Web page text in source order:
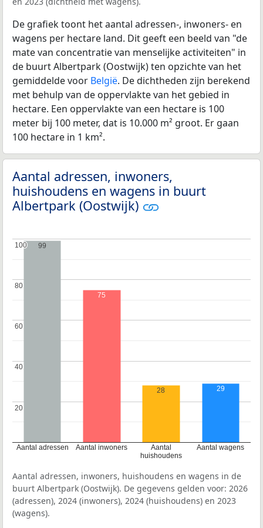
De grafiek toont het aantal adressen-, inwoners- en
wagens per hectare land. Dit geeft een beeld van "de
mate van concentratie van menselijke activiteiten" in
de buurt Albertpark (Oostwijk) ten opzichte van het
gemiddelde voor België. De dichtheden zijn berekend
met behulp van de oppervlakte van het gebied in
hectare. Een oppervlakte van een hectare is 100
meter bij 100 meter, dat is 10.000 m² groot. Er gaan
100 hectare in 1 km².
Aantal adressen, inwoners,
huishoudens en wagens in buurt
Albertpark (Oostwijk)
Aantal adressen Aantal inwoners
Aantal
huishoudens
Aantal wagens
20
20
40
40
60
60
80
80
100
100 99
75
28 29
Aantal adressen, inwoners, huishoudens en wagens in de
buurt Albertpark (Oostwijk). De gegevens gelden voor: 2026
(adressen), 2024 (inwoners), 2024 (huishoudens) en 2023
(wagens).